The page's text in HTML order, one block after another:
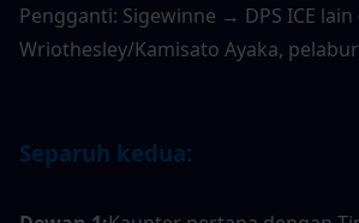
Pengganti: Sigewinne → DPS ICE lain
Wriothesley/Kamisato Ayaka,
Separuh kedua: